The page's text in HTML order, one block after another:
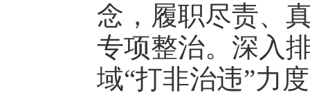
念，履职尽责、
专项整治。深入
域“打非治违”力